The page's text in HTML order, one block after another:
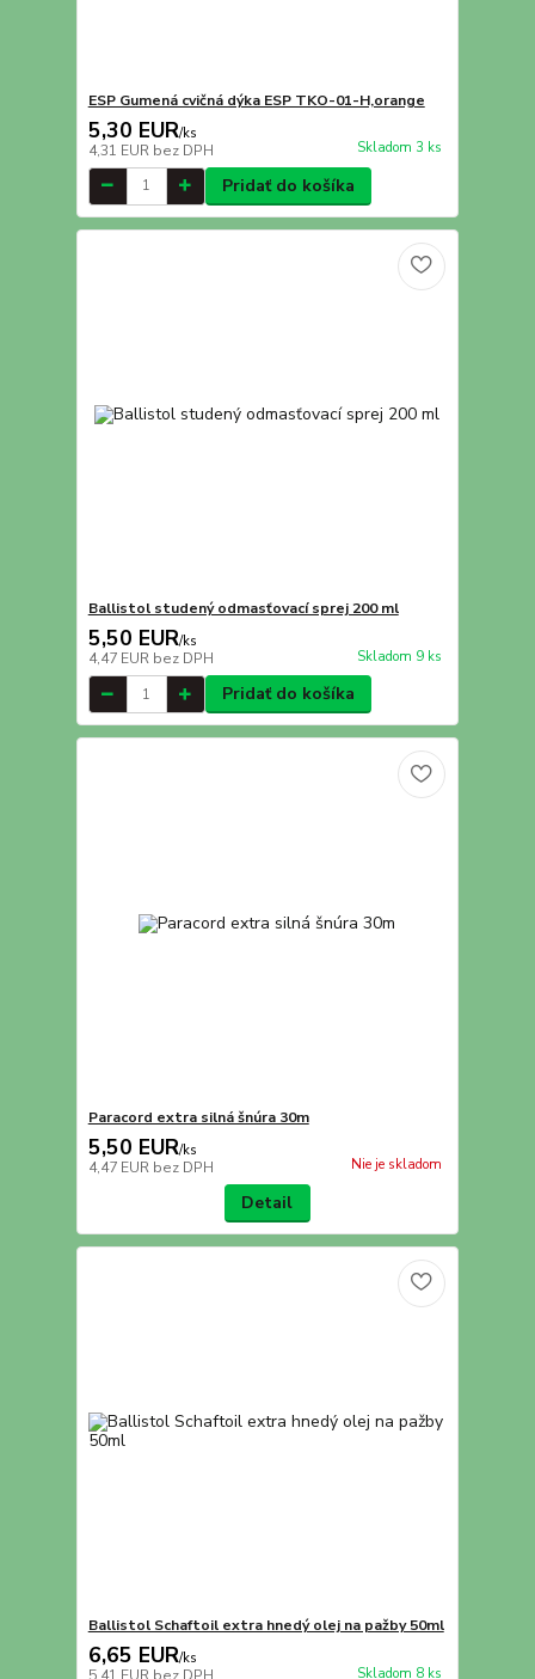
ESP Gumená cvičná dýka ESP TKO-01-H,orange
5,30 EUR/ks
4,31 EUR bez DPH Skladom 3 ks
Pridať do košíka
Ballistol studený odmasťovací sprej 200 ml
5,50 EUR/ks
4,47 EUR bez DPH Skladom 9 ks
Pridať do košíka
Paracord extra silná šnúra 30m
5,50 EUR/ks
4,47 EUR bez DPH Nie je skladom
Detail
Ballistol Schaftoil extra hnedý olej na pažby 50ml
6,65 EUR/ks
Skladom 8 ks